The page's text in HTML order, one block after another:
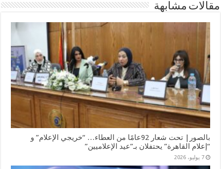
مقالات مشابهة
بالصور| تحت شعار 92عامًا من العطاء… “خريجي الإعلام” و
“إعلام القاهرة” يحتفلان بـ”عيد الإعلاميين”
7 يوليو، 2026